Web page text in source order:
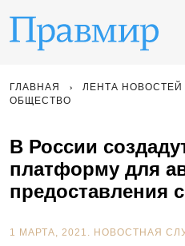
ГЛАВНАЯ ЛЕНТА НОВОСТЕЙ
ОБЩЕСТВО
В России
платформу для
предоставления
1 МАРТА, 2021. НОВОСТНАЯ